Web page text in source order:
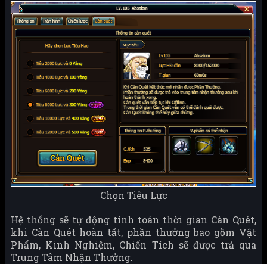
Chọn Tiêu Lực
Hệ thống sẽ tự động tính toán thời gian Càn Quét,
khi Càn Quét hoàn tất, phần thưởng bao gồm Vật
Phẩm, Kinh Nghiệm, Chiến Tích sẽ được trả qua
Trung Tâm Nhận Thưởng.